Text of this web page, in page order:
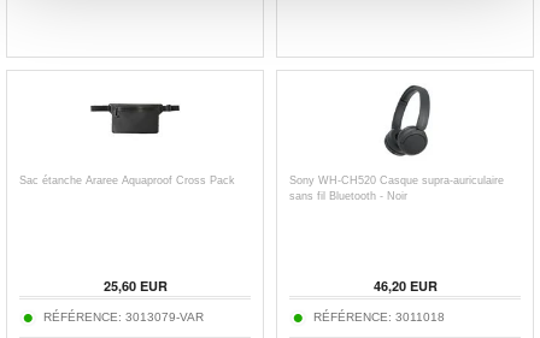
Sac étanche Araree Aquaproof Cross Pack
25,60EUR
RÉFÉRENCE: 3013079-VAR
Sony WH-CH520 Casque supra-auriculaire
sans fil Bluetooth - Noir
46,20EUR
RÉFÉRENCE: 3011018